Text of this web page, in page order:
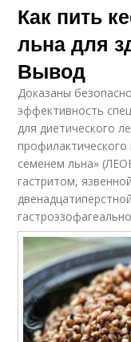
Как пить
льна для
Вывод
Доказаны
эффективность
для диетического
семенем льна»
гастритом,